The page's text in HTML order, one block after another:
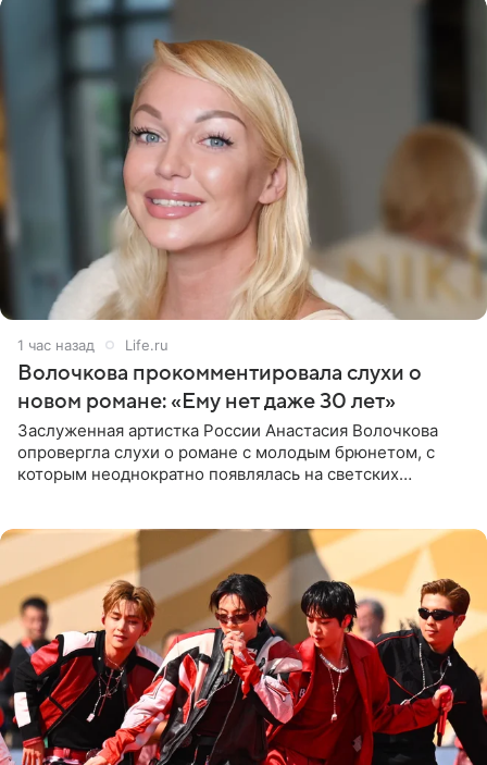
1 час назад Life.ru
Волочкова прокомментировала слухи о
новом романе: «Ему нет даже 30 лет»
Заслуженная артистка России Анастасия Волочкова
опровергла слухи о романе с молодым брюнетом, с
которым неоднократно появлялась на светских